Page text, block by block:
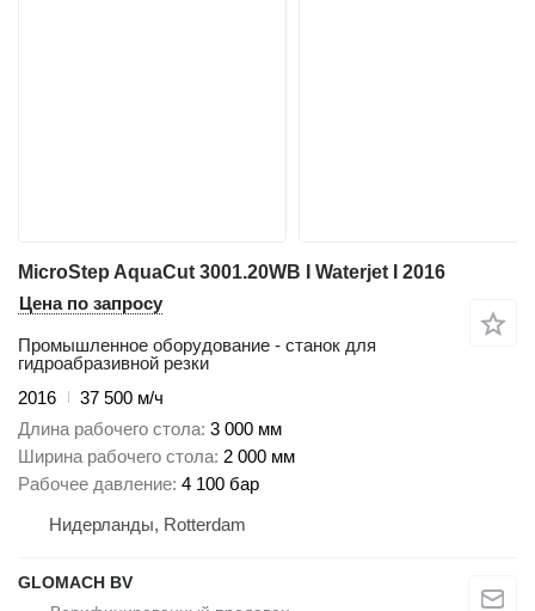
MicroStep AquaCut 3001.20WB I Waterjet I 2016
Цена по запросу
Промышленное оборудование - станок для
гидроабразивной резки
2016
37 500 м/ч
Длина рабочего стола 3 000 мм
Ширина рабочего стола 2 000 мм
Рабочее давление 4 100 бар
Нидерланды, Rotterdam
GLOMACH BV